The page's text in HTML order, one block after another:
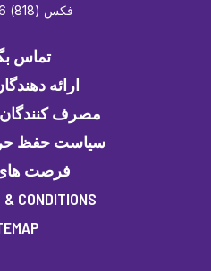
فکس (818) 756-6140
تماس
ارائه
مصرف کنندگان
سیاست حفظ
فرصت
CONDITIONS